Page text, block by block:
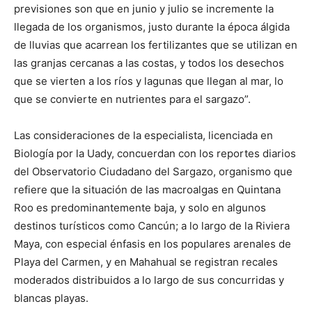
previsiones son que en junio y julio se incremente la
llegada de los organismos, justo durante la época álgida
de lluvias que acarrean los fertilizantes que se utilizan en
las granjas cercanas a las costas, y todos los desechos
que se vierten a los ríos y lagunas que llegan al mar, lo
que se convierte en nutrientes para el sargazo”.
Las consideraciones de la especialista, licenciada en
Biología por la Uady, concuerdan con los reportes diarios
del Observatorio Ciudadano del Sargazo, organismo que
refiere que la situación de las macroalgas en Quintana
Roo es predominantemente baja, y solo en algunos
destinos turísticos como Cancún; a lo largo de la Riviera
Maya, con especial énfasis en los populares arenales de
Playa del Carmen, y en Mahahual se registran recales
moderados distribuidos a lo largo de sus concurridas y
blancas playas.